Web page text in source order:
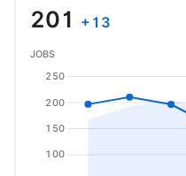
201 + 13
100
150
200
250
JOBS